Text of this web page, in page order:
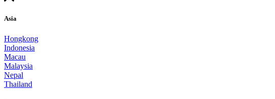
Asia
Hongkong
Indonesia
Macau
Malaysia
Nepal
Thailand